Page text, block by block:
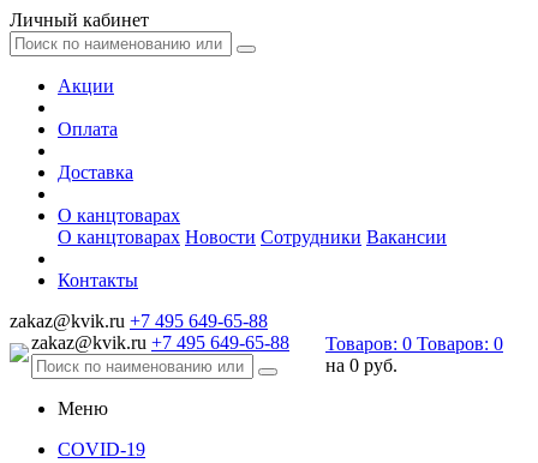
Личный кабинет
Акции
Оплата
Доставка
О канцтоварах
О канцтоварах Новости Сотрудники Вакансии
Контакты
zakaz@kvik.ru +7 495 649-65-88
zakaz@kvik.ru +7 495 649-65-88 Товаров: 0 Товаров: 0
на 0 руб.
Меню
COVID-19